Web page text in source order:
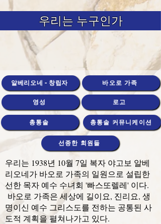
우리는 누구인가
우리는 1938년 10월 7일 복자 야고보 알베
리오네가 바오로 가족의 일원으로 설립한
선한 목자 예수 수녀회 '빠스또렐레' 이다.
바오로 가족은 세상에 길이요, 진리요, 생
명이신 예수 그리스도를 전하는 공통된 사
도적 계획을 펼쳐나가고 있다.
알베리오네 - 창립자 바오로 가족
영성 로고
총통솔 총통솔 커뮤니케이션
선종한 회원들